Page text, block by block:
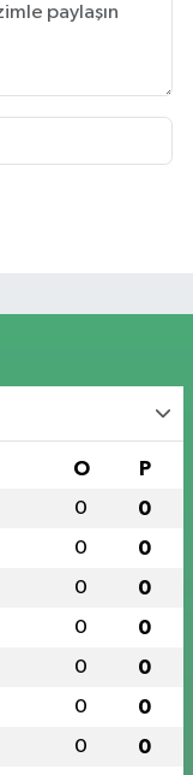
O P
0 0
0 0
0 0
0 0
0 0
0 0
0 0